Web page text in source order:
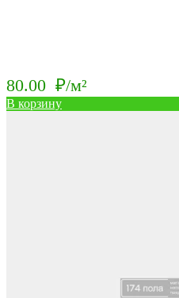
80.00 ₽/м²
В корзину